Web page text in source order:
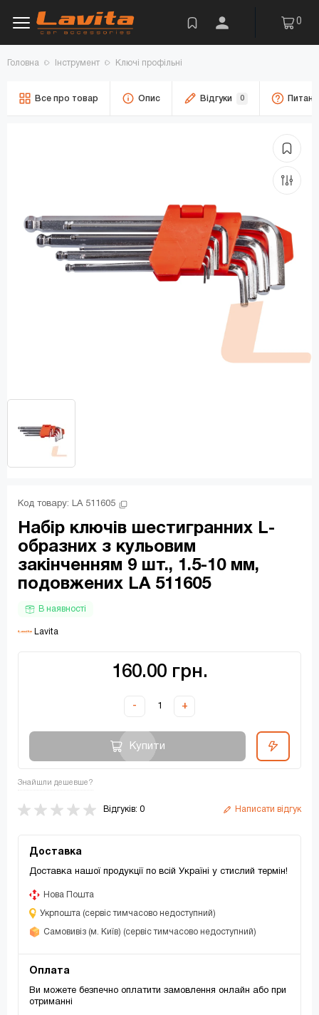
0
Головна Інструмент Ключі профільні
Все про товар Опис Відгуки 0
Код товару: LA 511605
Набір ключів шестигранних L-
образних з кульовим
закінченням 9 шт., 1.5-10 мм,
подовжених LA 511605
В наявності
Lavita
160.00 грн.
- +
Купити
Знайшли дешевше?
Відгуків: 0 Написати відгук
Доставка
Доставка нашої продукції по всій Україні у стислий термін!
Нова Пошта
Укрпошта (сервіс тимчасово недоступний)
Самовивіз (м. Київ) (сервіс тимчасово недоступний)
Оплата
Ви можете безпечно оплатити замовлення онлайн або при
отриманні